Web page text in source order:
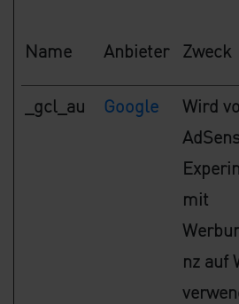
Name Anbieter Zweck
_gcl_au
Google
Wird
mit
nz auf